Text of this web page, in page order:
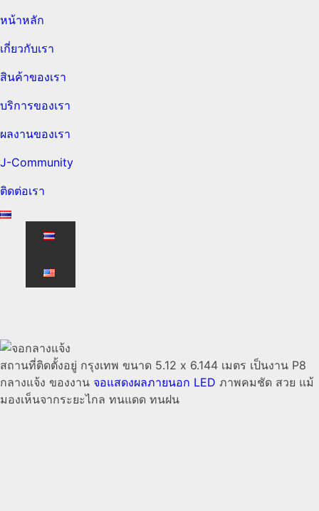
หน้าหลัก
เกี่ยวกับเรา
สินค้าของเรา
บริการของเรา
ผลงานของเรา
J-Community
ติดต่อเรา
สถานที่ติดตั้งอยู่ กรุงเทพ ขนาด 5.12 x 6.144 เมตร เป็นงาน P8
กลางแจ้ง ของงาน จอแสดงผลภายนอก LED ภาพคมชัด สวย แม้
มองเห็นจากระยะไกล ทนแดด ทนฝน